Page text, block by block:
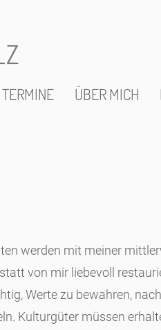
TERMINE ÜBER MICH
werden mit meiner
von mir liebevoll
Werte zu bewahren,
Kulturgüter müssen